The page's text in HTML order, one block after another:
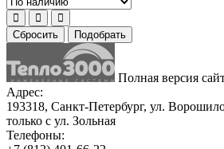
Сбросить Подобрать
Полная версия
Адрес:
193318, Санкт-Петербург, ул.
только с ул. Зольная
Телефоны: